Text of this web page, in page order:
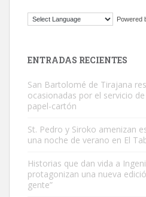
Este gato macho ha aparecido en la
Busco adopción responsable para mi
hembra, 4 años. Por motivos
Leales.org » Gran Canaria
Powered
ENTRADAS RECIENTES
San Bartolomé de Tirajana
ocasionadas por el servicio
papel-cartón
St. Pedro y Siroko amenizan
una noche de verano en El
Historias que dan vida a
protagonizan una nueva
gente”